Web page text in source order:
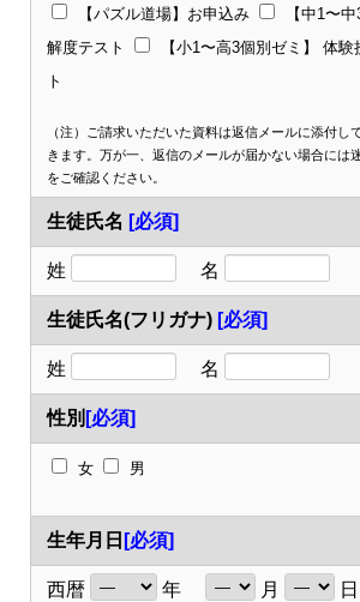
【パズル道場】お申込み
【中1〜
解度テスト
【小1〜高3個別ゼミ】 体
ト
（注）ご請求いただいた資料は返信メールに添付し
きます。万が一、返信のメールが届かない場合には
をご確認ください。
生徒氏名 [必須]
姓 名
生徒氏名(フリガナ) [必須]
姓 名
性別 [必須]
女 男
生年月日 [必須]
西暦 年 月 日